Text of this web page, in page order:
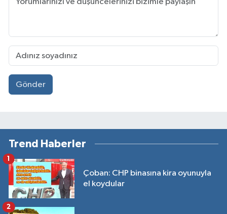
Gönder
Trend Haberler
Çoban: CHP binasına kira oyunuyla
el koydular
1
2